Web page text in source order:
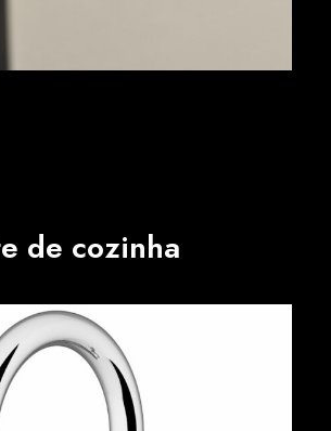
de cozinha